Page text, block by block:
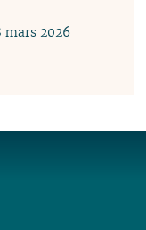
mars 2026